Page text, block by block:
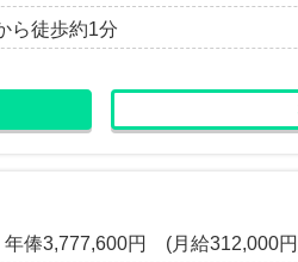
ら徒歩約1分
俸3,777,600円 (月給312,000円